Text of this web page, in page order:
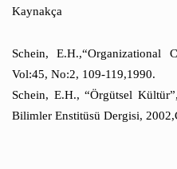
Kaynakça
Schein, E.H.,“Organizational
Vol:45, No:2, 109-119,1990.
Schein, E.H., “Örgütsel
Bilimler Enstitüsü Dergisi,